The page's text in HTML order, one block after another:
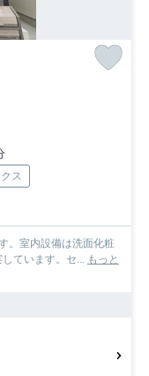
ス
。室内設備は洗面化粧
ています。セ...
もっと